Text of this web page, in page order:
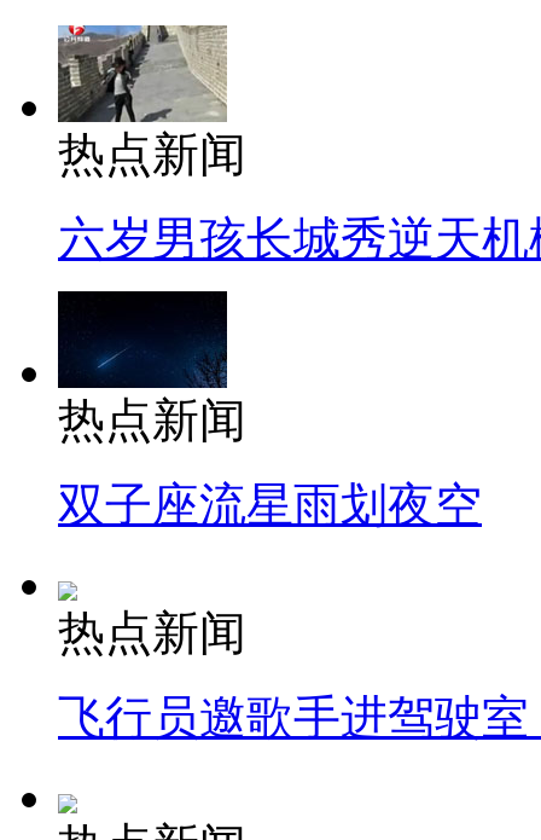
热点新闻
六岁男孩长城秀逆天机
热点新闻
双子座流星雨划夜空
热点新闻
飞行员邀歌手进驾驶